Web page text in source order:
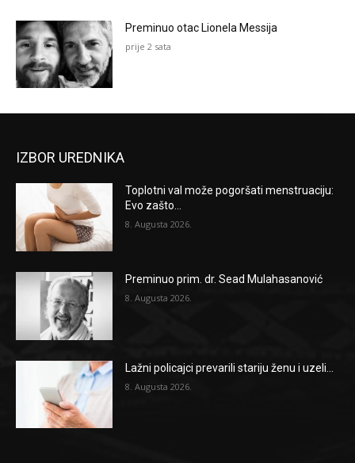
Preminuo otac Lionela Messija
prije 2 sata
IZBOR UREDNIKA
Toplotni val može pogoršati menstruaciju:
Evo zašto...
8. Augusta 2026.
Preminuo prim. dr. Sead Mulahasanović
8. Augusta 2026.
Lažni policajci prevarili stariju ženu i uzeli...
8. Augusta 2026.